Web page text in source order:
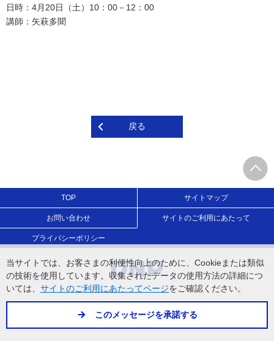
日時：4月20日（土）10：00－12：00
講師：矢萩多聞
戻る
TOP サイトマップ
お問い合わせ サイトのご利用にあたって
プライバシーポリシー
当サイトでは、お客さまの利便性向上のために、Cookieまたは類似
の技術を使用しています。収集されたデータの使用方法の詳細につ
いては、 サイトのご利用にあたってページをご確認ください。
このメッセージを承諾する